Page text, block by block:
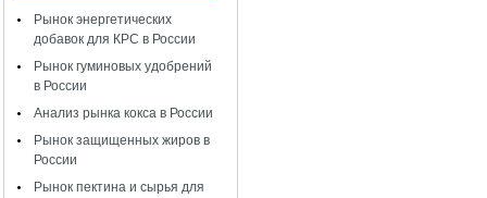
Рынок энергетических
добавок для КРС в России
Рынок гуминовых удобрений
в России
Анализ рынка кокса в России
Рынок защищенных жиров в
России
Рынок пектина и сырья для